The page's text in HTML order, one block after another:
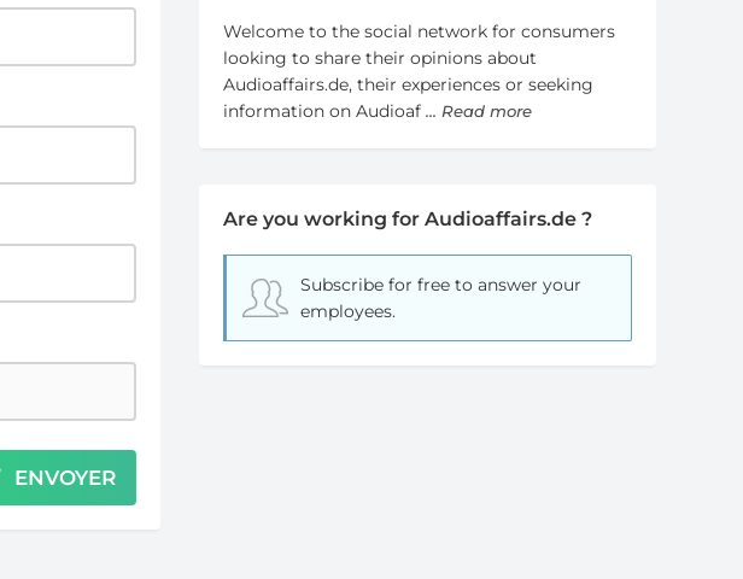
ENVOYER
Welcome to the social network for consumers
looking to share their opinions about
Audioaffairs.de, their experiences or seeking
information on Audioaf ... Read more
Are you working for Audioaffairs.de ?
Subscribe for freeto answer your
employees.